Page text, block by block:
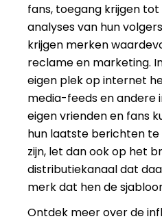
fans, toegang krijgen
analyses van hun
krijgen merken
reclame en marketing.
eigen plek op internet
media-feeds en andere
eigen vrienden en fans
hun laatste berichten te
zijn, let dan ook op het
distributiekanaal dat
merk dat hen de
Ontdek meer over de